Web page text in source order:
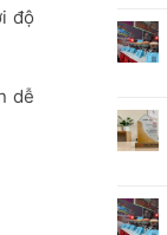
độ
dễ